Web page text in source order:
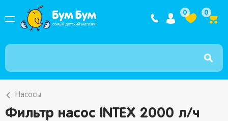
Интернет
0 0
Насосы
Фильтр насос INTEX 2000 л/ч